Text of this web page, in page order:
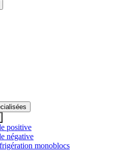
positive
négative
monoblocs